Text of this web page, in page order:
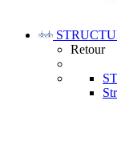
Retour